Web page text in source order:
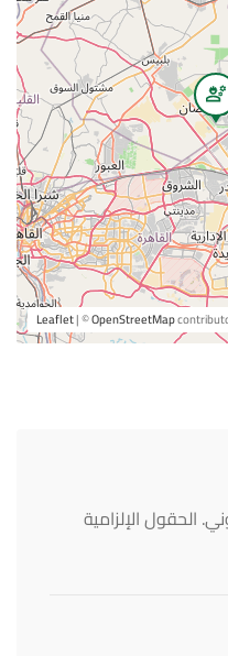
Leaflet| ©OpenStreetMap
الحقول الإلزامية